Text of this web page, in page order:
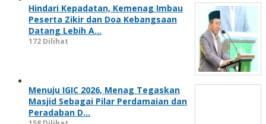
Hindari Kepadatan, Kemenag Imbau
Peserta Zikir dan Doa Kebangsaan
Datang Lebih A…
172 Dilihat
Menuju IGIC 2026, Menag Tegaskan
Masjid Sebagai Pilar Perdamaian dan
Peradaban D…